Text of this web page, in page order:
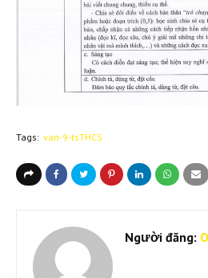
Tags: van-9-tsTHCS
Người đăng: